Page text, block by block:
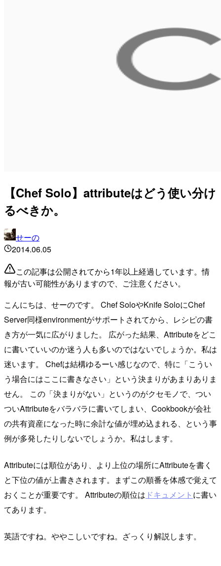
【Chef Solo】attributeはどう使い分け
るべきか。
せーの
2014.06.05
この記事は公開されてから1年以上経過しています。情
報が古い可能性がありますので、ご注意ください。
こんにちは、せーのです。 Chef SoloやKnife SoloにChef
Server同様environmentがサポートされてから、レシピの書
き方が一気に広がりました。 広がった結果、Attributeをどこ
に書いていいのか迷う人も多いのではないでしょうか。私は
迷います。 Chefは結構ゆるーい感じなので、特に「こうい
う場合にはここに書きなさい」という決まりがあまりありま
せん。 この「決まりがない」というのがクセモノで、つい
ついAttributeをバラバラに書いてしまい、Cookbookが会社
の共有資産になった時に余計な値が埋め込まれる、という事
例が多発したりしないでしょうか。私はします。
Attributeには順位があり、より上位の場所にAttributeを書く
と下位の値が上書きされます。まずこの順番を体感で覚えて
おくことが重要です。 Attributeの順位は ドキュメント に書い
てあります。
英語ですね。ややこしいですね。ざっくり解説します。